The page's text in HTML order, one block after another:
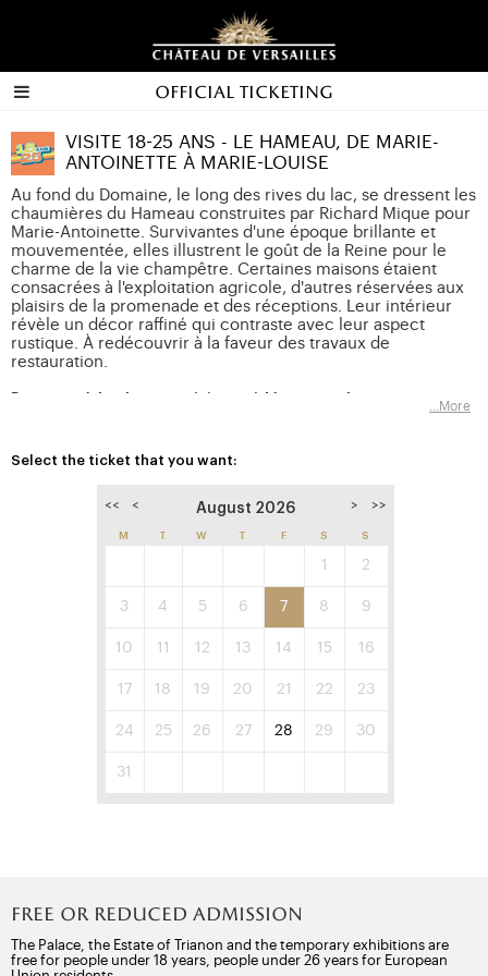
Official ticketing
VISITE 18-25 ANS - LE HAMEAU, DE MARIE-
ANTOINETTE À MARIE-LOUISE
Au fond du Domaine, le long des rives du lac, se dressent les
chaumières du Hameau construites par Richard Mique pour
Marie-Antoinette. Survivantes d'une époque brillante et
mouvementée, elles illustrent le goût de la Reine pour le
charme de la vie champêtre. Certaines maisons étaient
consacrées à l'exploitation agricole, d'autres réservées aux
plaisirs de la promenade et des réceptions. Leur intérieur
révèle un décor raffiné qui contraste avec leur aspect
rustique. À redécouvrir à la faveur des travaux de
restauration.
impérativement être muni d'un billet d'entrée, au même
êtes titulaire de la gratuité).
Pour tout retard, le billet ne sera ni remboursé, ni échangé
...More
Select the ticket that you want:
August 2026
<< < >>
>
M T W T F S S
1 2
3 4 5 6 7 8 9
10 11 12 13 14 15 16
17 18 19 20 21 22 23
24 25 26 27 28 29 30
31
Free or reduced admission
The Palace, the Estate of Trianon and the temporary exhibitions are
free for people under 18 years, people under 26 years for European